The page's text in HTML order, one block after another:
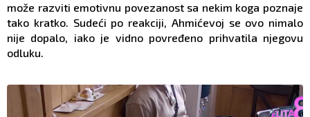
može razviti emotivnu povezanost sa nekim koga poznaje
tako kratko. Sudeći po reakciji, Ahmićevoj se ovo nimalo
nije dopalo, iako je vidno povređeno prihvatila njegovu
odluku.